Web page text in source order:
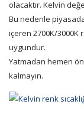
olacaktır. Kelvin
Bu nedenle
içeren 2700K/3000K
uygundur.
Yatmadan hemen
kalmayın.